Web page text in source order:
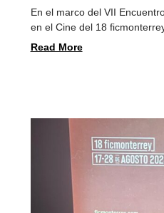
En el marco del VII
en el Cine del 18
Read More